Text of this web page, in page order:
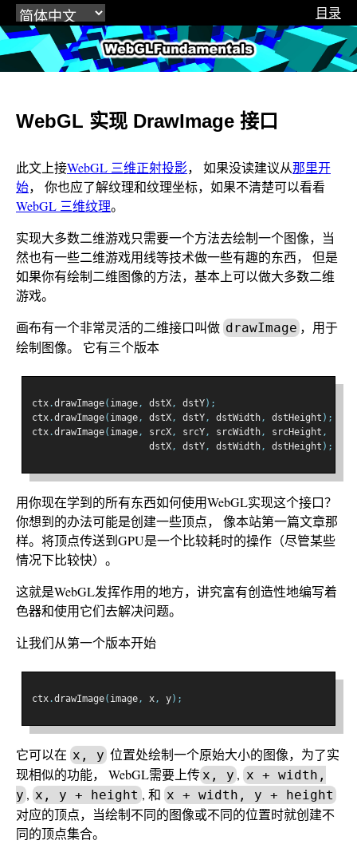
目录
WebGLFundamentals.org
WebGL 实现 DrawImage 接口
此文上接WebGL 三维正射投影， 如果没读建议从那里开
始， 你也应了解纹理和纹理坐标，如果不清楚可以看看
WebGL 三维纹理。
实现大多数二维游戏只需要一个方法去绘制一个图像，当
然也有一些二维游戏用线等技术做一些有趣的东西， 但是
如果你有绘制二维图像的方法，基本上可以做大多数二维
游戏。
画布有一个非常灵活的二维接口叫做 drawImage ，用于
绘制图像。 它有三个版本
ctx.drawImage( image, dstX, dstY);
ctx.drawImage( image, dstX, dstY, dstWidth, dstHeight );
ctx.drawImage( image, srcX, srcY, srcWidth, srcHeight ,
                     dstX
, dstY, dstWidth, dstHeight );
用你现在学到的所有东西如何使用WebGL实现这个接口？
你想到的办法可能是创建一些顶点， 像本站第一篇文章那
样。将顶点传送到GPU是一个比较耗时的操作（尽管某些
情况下比较快）。
这就是WebGL发挥作用的地方，讲究富有创造性地编写着
色器和使用它们去解决问题。
让我们从第一个版本开始
ctx.drawImage( image, x, y);
它可以在 x, y 位置处绘制一个原始大小的图像，为了实
现相似的功能， WebGL需要上传x, y ,x + width,
y ,x, y + height , 和 x + width, y + height
对应的顶点，当绘制不同的图像或不同的位置时就创建不
同的顶点集合。